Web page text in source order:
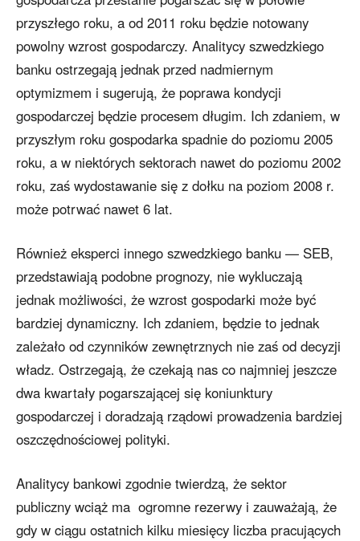
przyszłego roku, a od 2011 roku będzie notowany
powolny wzrost gospodarczy. Analitycy szwedzkiego
banku ostrzegają jednak przed nadmiernym
optymizmem i sugerują, że poprawa kondycji
gospodarczej będzie procesem długim. Ich zdaniem, w
przyszłym roku gospodarka spadnie do poziomu 2005
roku, a w niektórych sektorach nawet do poziomu 2002
roku, zaś wydostawanie się z dołku na poziom 2008 r.
może potrwać nawet 6 lat.
Również eksperci innego szwedzkiego banku — SEB,
przedstawiają podobne prognozy, nie wykluczają
jednak możliwości, że wzrost gospodarki może być
bardziej dynamiczny. Ich zdaniem, będzie to jednak
zależało od czynników zewnętrznych nie zaś od decyzji
władz. Ostrzegają, że czekają nas co najmniej jeszcze
dwa kwartały pogarszającej się koniunktury
gospodarczej i doradzają rządowi prowadzenia bardziej
oszczędnościowej polityki.
Analitycy bankowi zgodnie twierdzą, że sektor
publiczny wciąż ma ogromne rezerwy i zauważają, że
gdy w ciągu ostatnich kilku miesięcy liczba pracujących